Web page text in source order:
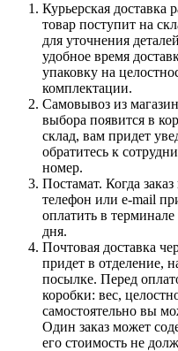
Курьерская доставка
товар поступит на
для уточнения
удобное время
упаковку на
комплектации.
Самовывоз из
выбора появится в
склад, вам придет
обратитесь к
номер.
Постамат. Когда
телефон или e-mail
оплатить в
дня.
Почтовая доставка
придет в отделение,
посылке. Перед
коробки: вес,
самостоятельно вы
Один заказ может
его стоимость не